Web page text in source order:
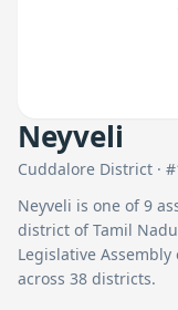
Neyveli
Cuddalore District · #
Neyveli is one of9
district of Tamil
Legislative
across 38 districts.